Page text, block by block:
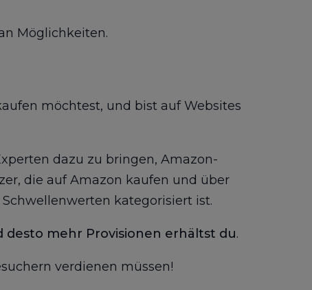
Möglichkeiten.
möchtest, und bist auf Websites
dazu zu bringen, Amazon-
die auf Amazon kaufen und über
kategorisiert ist.
desto mehr Provisionen erhältst du.
verdienen müssen!